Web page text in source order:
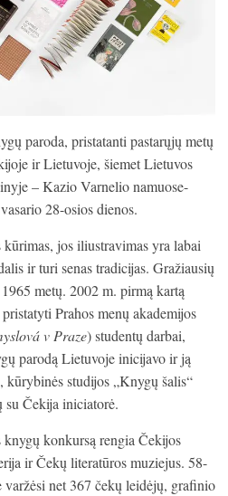
paroda, pristatanti pastarųjų metų
ir Lietuvoje, šiemet Lietuvos
– Kazio Varnelio namuose-
28-osios dienos.
jos iliustravimas yra labai
ir turi senas tradicijas. Gražiausių
metų. 2002 m. pirmą kartą
Prahos menų akademijos
v Praze) studentų darbai,
parodą Lietuvoje inicijavo ir ją
studijos „Knygų šalis“
Čekija iniciatorė.
konkursą rengia Čekijos
ir Čekų literatūros muziejus. 58-
net 367 čekų leidėjų, grafinio